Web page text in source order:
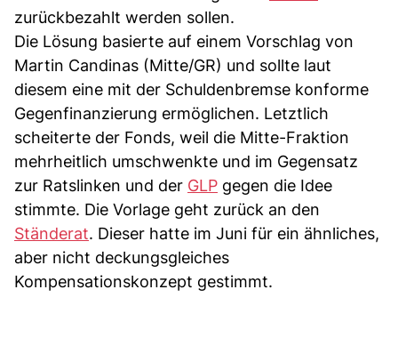
zurückbezahlt werden sollen.
Die Lösung basierte auf einem Vorschlag von
Martin Candinas (Mitte/GR) und sollte laut
diesem eine mit der Schuldenbremse konforme
Gegenfinanzierung ermöglichen. Letztlich
scheiterte der Fonds, weil die Mitte-Fraktion
mehrheitlich umschwenkte und im Gegensatz
zur Ratslinken und der GLP gegen die Idee
stimmte. Die Vorlage geht zurück an den
Ständerat. Dieser hatte im Juni für ein ähnliches,
aber nicht deckungsgleiches
Kompensationskonzept gestimmt.